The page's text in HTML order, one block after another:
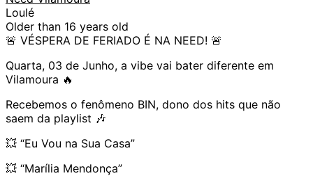
Loulé
Older than 16 years old
🚨 VÉSPERA DE FERIADO É NA NEED! 🚨
Quarta, 03 de Junho, a vibe vai bater diferente em
Vilamoura 🔥
Recebemos o fenômeno BIN, dono dos hits que não
saem da playlist 🎶
💥 “Eu Vou na Sua Casa”
💥 “Marília Mendonça”